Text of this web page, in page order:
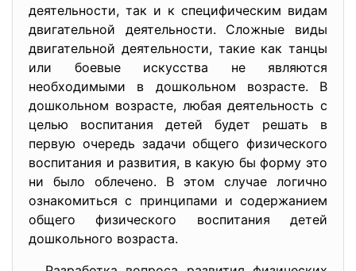
деятельности, так и к специфическим видам
двигательной деятельности. Сложные виды
двигательной деятельности, такие как танцы
или боевые искусства не являются
необходимыми в дошкольном возрасте. В
дошкольном возрасте, любая деятельность с
целью воспитания детей будет решать в
первую очередь задачи общего физического
воспитания и развития, в какую бы форму это
ни было облечено. В этом случае логично
ознакомиться с принципами и содержанием
общего физического воспитания детей
дошкольного возраста.